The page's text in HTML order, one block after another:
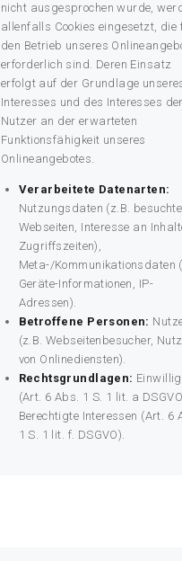
nicht ausgesprochen wurde,
allenfalls Cookies eingesetzt, die
den Betrieb unseres
erforderlich sind. Deren Einsatz
erfolgt auf der Grundlage
Interesses und des Interesses der
Nutzer an der erwarteten
Funktionsfähigkeit unseres
Onlineangebotes.
Verarbeitete Datenarten:
Nutzungsdaten (z.B. besuchte
Webseiten, Interesse an
Zugriffszeiten),
Meta-/Kommunikationsdaten
Geräte-Informationen, IP-
Adressen).
Betroffene Personen:
(z.B. Webseitenbesucher,
von Onlinediensten).
Rechtsgrundlagen:
(Art. 6 Abs. 1 S. 1 lit. a
Berechtigte Interessen (Art. 6
1 S. 1 lit. f. DSGVO).